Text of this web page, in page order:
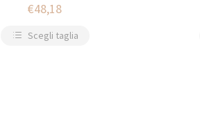
€48,18
Scegli taglia